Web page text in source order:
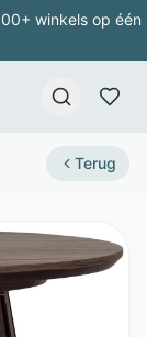
winkels op één
Terug